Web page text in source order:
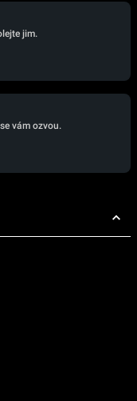
jim.
vám ozvou.